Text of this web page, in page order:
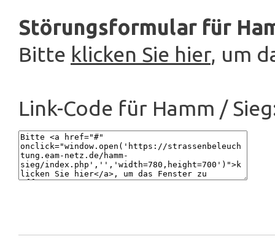
Störungsformular für
Bitte klicken Sie hier, um
Link-Code für Hamm /